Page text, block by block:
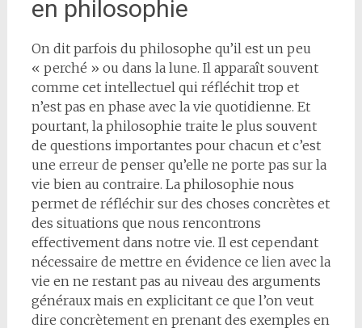
en philosophie
On dit parfois du philosophe qu’il est un peu
« perché » ou dans la lune. Il apparaît souvent
comme cet intellectuel qui réfléchit trop et
n’est pas en phase avec la vie quotidienne. Et
pourtant, la philosophie traite le plus souvent
de questions importantes pour chacun et c’est
une erreur de penser qu’elle ne porte pas sur la
vie bien au contraire. La philosophie nous
permet de réfléchir sur des choses concrètes et
des situations que nous rencontrons
effectivement dans notre vie. Il est cependant
nécessaire de mettre en évidence ce lien avec la
vie en ne restant pas au niveau des arguments
généraux mais en explicitant ce que l’on veut
dire concrètement en prenant des exemples en